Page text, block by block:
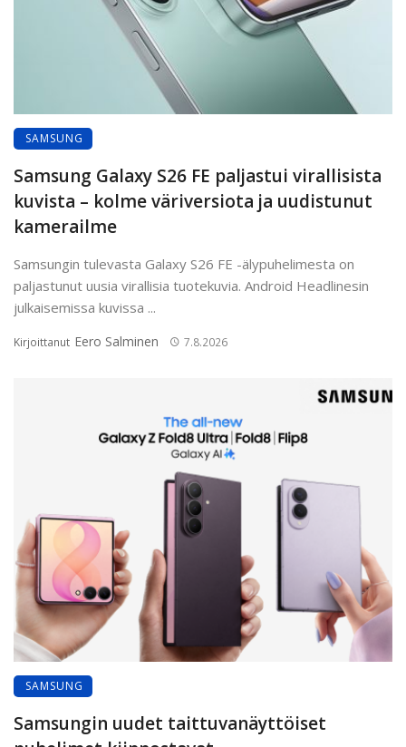
SAMSUNG
Samsung Galaxy S26 FE paljastui virallisista
kuvista – kolme väriversiota ja uudistunut
kamerailme
Samsungin tulevasta Galaxy S26 FE -älypuhelimesta on
paljastunut uusia virallisia tuotekuvia. Android Headlinesin
julkaisemissa kuvissa ...
Kirjoittanut Eero Salminen 7.8.2026
SAMSUNG
Samsungin uudet taittuvanäyttöiset